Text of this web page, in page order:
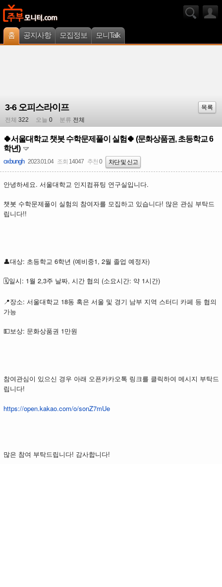
홈 공지사항 모집정보 모니Talk
3-6 오피스라이프
목록
전체 322 오늘 0 분류 전체
🍀서울대학교 챗봇 수학문제풀이 실험🍀 (문화상품권, 초등학교 6
학년)
oxbungh 2023.01.04 조회 14047 추천 0 차단 및 신고
안녕하세요. 서울대학교 인지컴퓨팅 연구실입니다.
챗봇 수학문제풀이 실험의 참여자를 모집하고 있습니다! 많은 관심 부탁드
립니다!!
👤대상: 초등학교 6학년 (예비중1, 2월 졸업 예정자)
🗓️일시: 1월 2,3주 날짜, 시간 협의 (소요시간: 약 1시간)
📍장소: 서울대학교 18동 혹은 서울 및 경기 남부 지역 스터디 카페 등 협의
가능
💵보상: 문화상품권 1만원
참여관심이 있으신 경우 아래 오픈카카오톡 링크를 클릭하여 메시지 부탁드
립니다!
https://open.kakao.com/o/sonZ7mUe
많은 참여 부탁드립니다! 감사합니다!